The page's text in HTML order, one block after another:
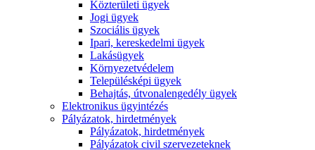
Közterületi ügyek
Jogi ügyek
Szociális ügyek
Ipari, kereskedelmi ügyek
Lakásügyek
Környezetvédelem
Településképi ügyek
Behajtás, útvonalengedély ügyek
Elektronikus ügyintézés
Pályázatok, hirdetmények
Pályázatok, hirdetmények
Pályázatok civil szervezeteknek